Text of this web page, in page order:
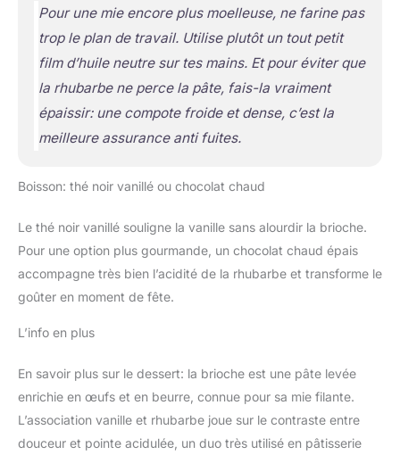
Pour une mie encore plus moelleuse, ne farine pas
trop le plan de travail. Utilise plutôt un tout petit
film d’huile neutre sur tes mains. Et pour éviter que
la rhubarbe ne perce la pâte, fais-la vraiment
épaissir: une compote froide et dense, c’est la
meilleure assurance anti fuites.
Boisson: thé noir vanillé ou chocolat chaud
Le thé noir vanillé souligne la vanille sans alourdir la brioche.
Pour une option plus gourmande, un chocolat chaud épais
accompagne très bien l’acidité de la rhubarbe et transforme le
goûter en moment de fête.
L’info en plus
En savoir plus sur le dessert: la brioche est une pâte levée
enrichie en œufs et en beurre, connue pour sa mie filante.
L’association vanille et rhubarbe joue sur le contraste entre
douceur et pointe acidulée, un duo très utilisé en pâtisserie